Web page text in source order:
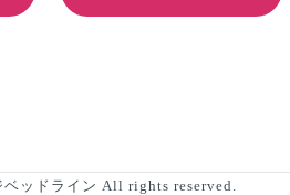
ッドライン All rights reserved.